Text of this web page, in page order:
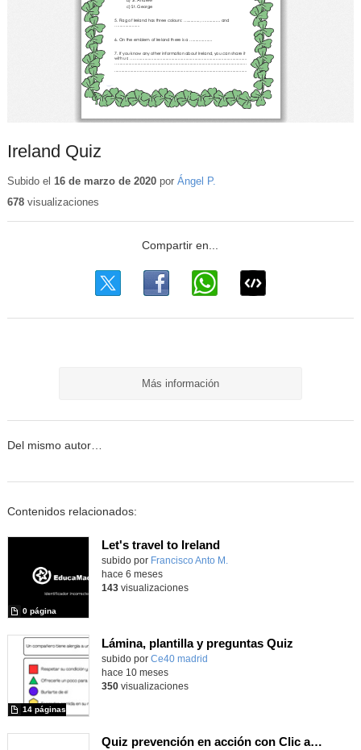
Ireland Quiz
Subido el 16 de marzo de 2020por Ángel P.
678visualizaciones
Más información
Del mismo autor…
Contenidos relacionados:
Let's travel to Ireland
Contenido educativo.
subido por Francisco Anto M.
0 página
hace 6 meses
143visualizaciones
Lámina, plantilla y preguntas Quiz
subido por Ce40 madrid
14 páginas
hace 10 meses
350visualizaciones
Quiz prevención en acción con Clic and Play